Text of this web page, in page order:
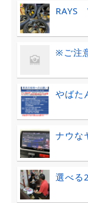
RAYS
※ご注
やばた
ナウな
選べる